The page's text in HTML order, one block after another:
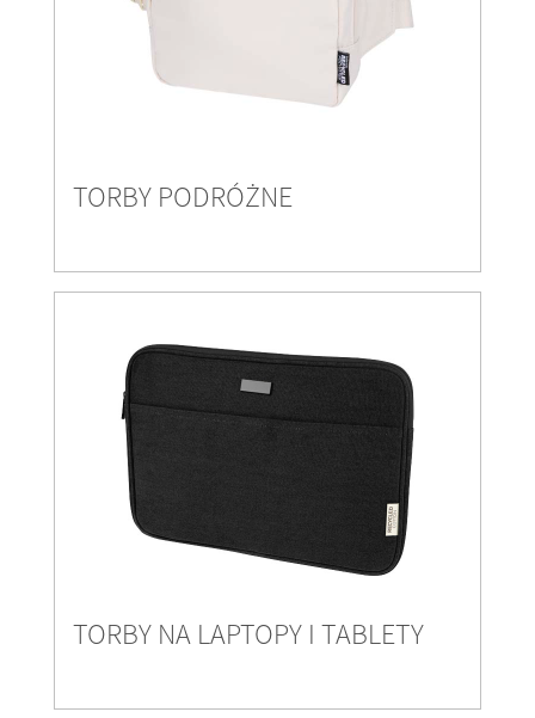
TORBY PODRÓŻNE
TORBY NA LAPTOPY I TABLETY